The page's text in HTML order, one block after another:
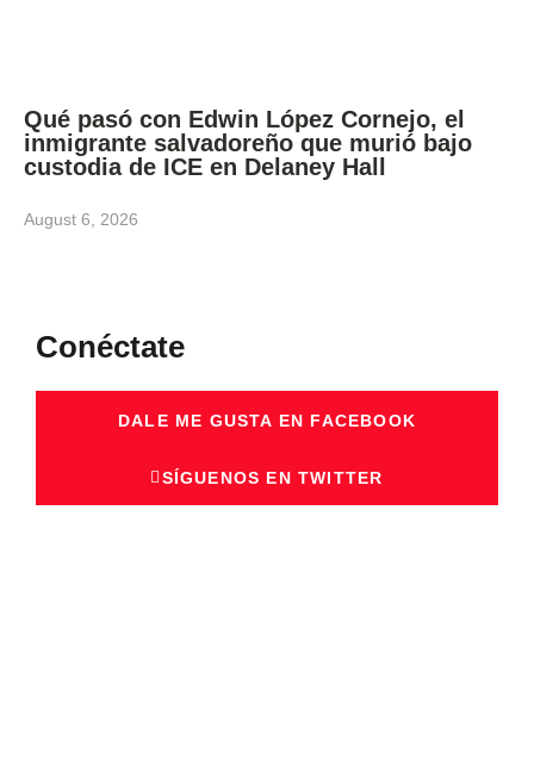
Qué pasó con Edwin López Cornejo, el
inmigrante salvadoreño que murió bajo
custodia de ICE en Delaney Hall
August 6, 2026
Conéctate
DALE ME GUSTA EN FACEBOOK
SÍGUENOS EN TWITTER